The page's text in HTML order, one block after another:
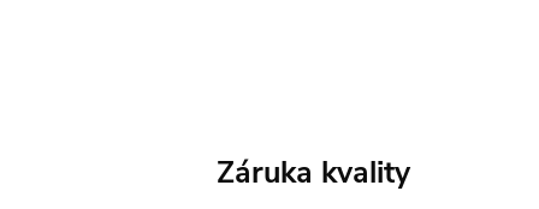
Záruka kvality